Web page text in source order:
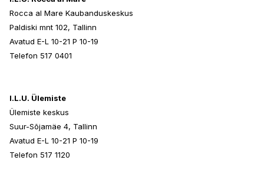
Rocca al Mare Kaubanduskeskus
Paldiski mnt 102, Tallinn
Avatud E-L 10-21 P 10-19
Telefon 517 0401
I.L.U. Ülemiste
Ülemiste keskus
Suur-Sõjamäe 4, Tallinn
Avatud E-L 10-21 P 10-19
Telefon 517 1120